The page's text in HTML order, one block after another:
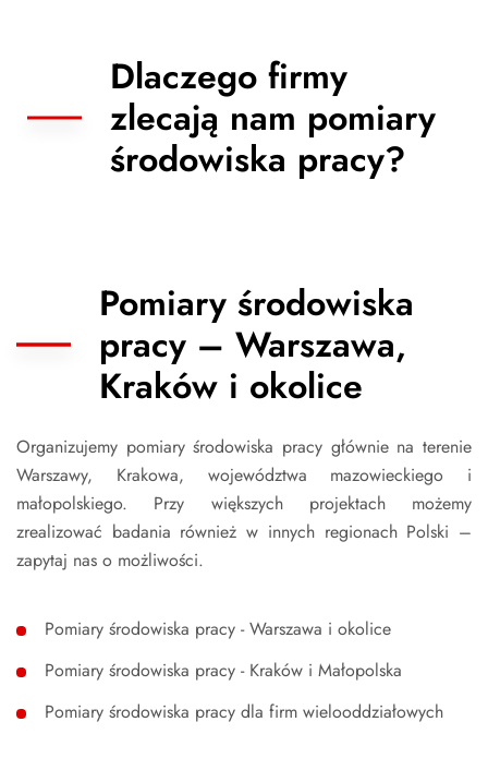
Dlaczego firmy
zlecają nam pomiary
środowiska pracy?
Pomiary środowiska
pracy – Warszawa,
Kraków i okolice
Organizujemy pomiary środowiska pracy głównie na terenie
Warszawy, Krakowa, województwa mazowieckiego i
małopolskiego. Przy większych projektach możemy
zrealizować badania również w innych regionach Polski –
zapytaj nas o możliwości.
Pomiary środowiska pracy - Warszawa i okolice
Pomiary środowiska pracy - Kraków i Małopolska
Pomiary środowiska pracy dla firm wielooddziałowych